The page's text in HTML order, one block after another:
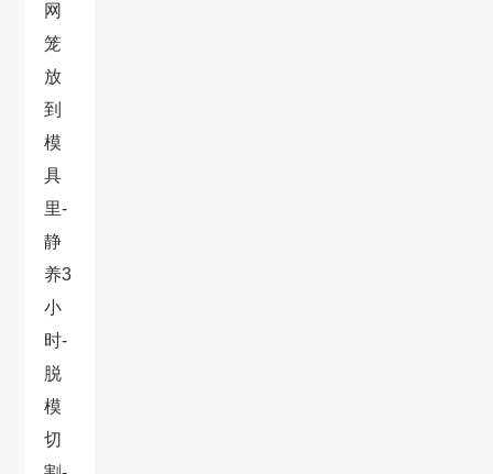
网
笼
放
到
模
具
里-
静
养3
小
时-
脱
模
切